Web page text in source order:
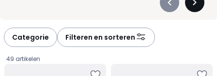
Précédent
Categorie Filteren en sorteren
49 artikelen